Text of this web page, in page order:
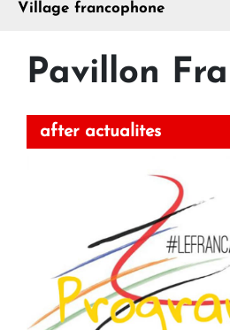
Village francophone
Pavillon
after actualites